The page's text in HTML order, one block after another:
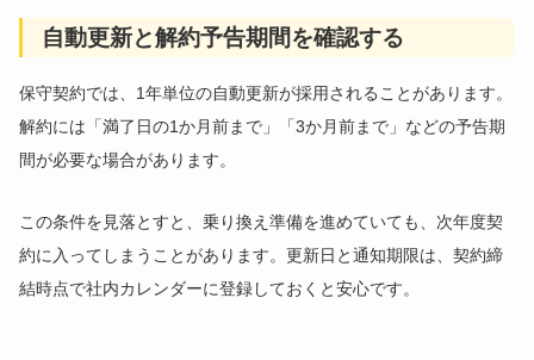
自動更新と解約予告期間を確認する
保守契約では、1年単位の自動更新が採用されることがあります。
解約には「満了日の1か月前まで」「3か月前まで」などの予告期
間が必要な場合があります。
この条件を見落とすと、乗り換え準備を進めていても、次年度契
約に入ってしまうことがあります。更新日と通知期限は、契約締
結時点で社内カレンダーに登録しておくと安心です。